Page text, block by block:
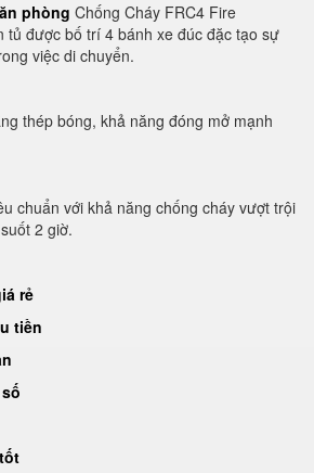
phòng Chống Cháy FRC4 Fire
tủ được bố trí 4 bánh xe đúc đặc tạo sự
việc di chuyển.
thép bóng, khả năng đóng mở mạnh
chuẩn với khả năng chống cháy vượt trội
2 giờ.
rẻ
tiền